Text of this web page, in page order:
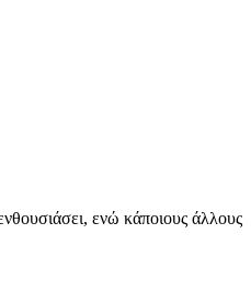
ενώ κάποιους άλλους